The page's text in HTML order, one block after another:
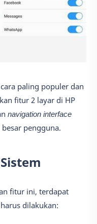
paling populer dan
fitur 2 layar di HP
navigation interface
pengguna.
fitur ini, terdapat
dilakukan: